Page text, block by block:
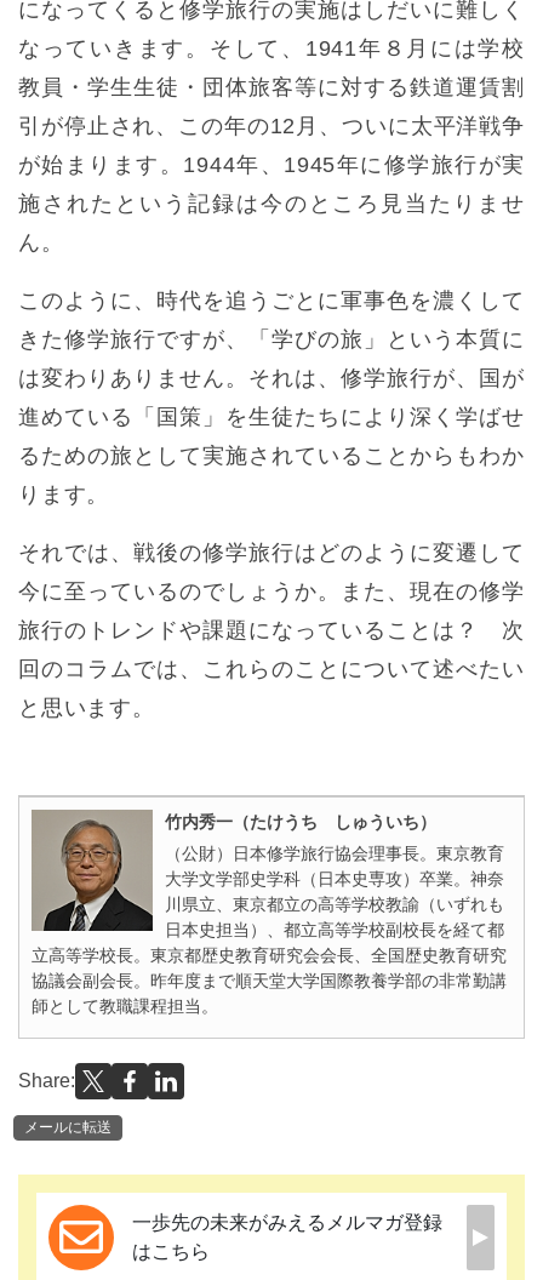
になってくると修学旅行の実施はしだいに難しく
なっていきます。そして、1941年８月には学校
教員・学生生徒・団体旅客等に対する鉄道運賃割
引が停止され、この年の12月、ついに太平洋戦争
が始まります。1944年、1945年に修学旅行が実
施されたという記録は今のところ見当たりませ
ん。
このように、時代を追うごとに軍事色を濃くして
きた修学旅行ですが、「学びの旅」という本質に
は変わりありません。それは、修学旅行が、国が
進めている「国策」を生徒たちにより深く学ばせ
るための旅として実施されていることからもわか
ります。
それでは、戦後の修学旅行はどのように変遷して
今に至っているのでしょうか。また、現在の修学
旅行のトレンドや課題になっていることは？ 次
回のコラムでは、これらのことについて述べたい
と思います。
竹内秀一（たけうち しゅういち）
（公財）日本修学旅行協会理事長。東京教育
大学文学部史学科（日本史専攻）卒業。神奈
川県立、東京都立の高等学校教諭（いずれも
日本史担当）、都立高等学校副校長を経て都
立高等学校長。東京都歴史教育研究会会長、全国歴史教育研究
協議会副会長。昨年度まで順天堂大学国際教養学部の非常勤講
師として教職課程担当。
Share:
メールに転送
一歩先の未来がみえるメルマガ登録
はこちら